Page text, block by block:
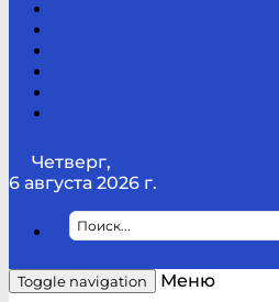
Четверг,
6 августа 2026 г.
Toggle navigation
Меню